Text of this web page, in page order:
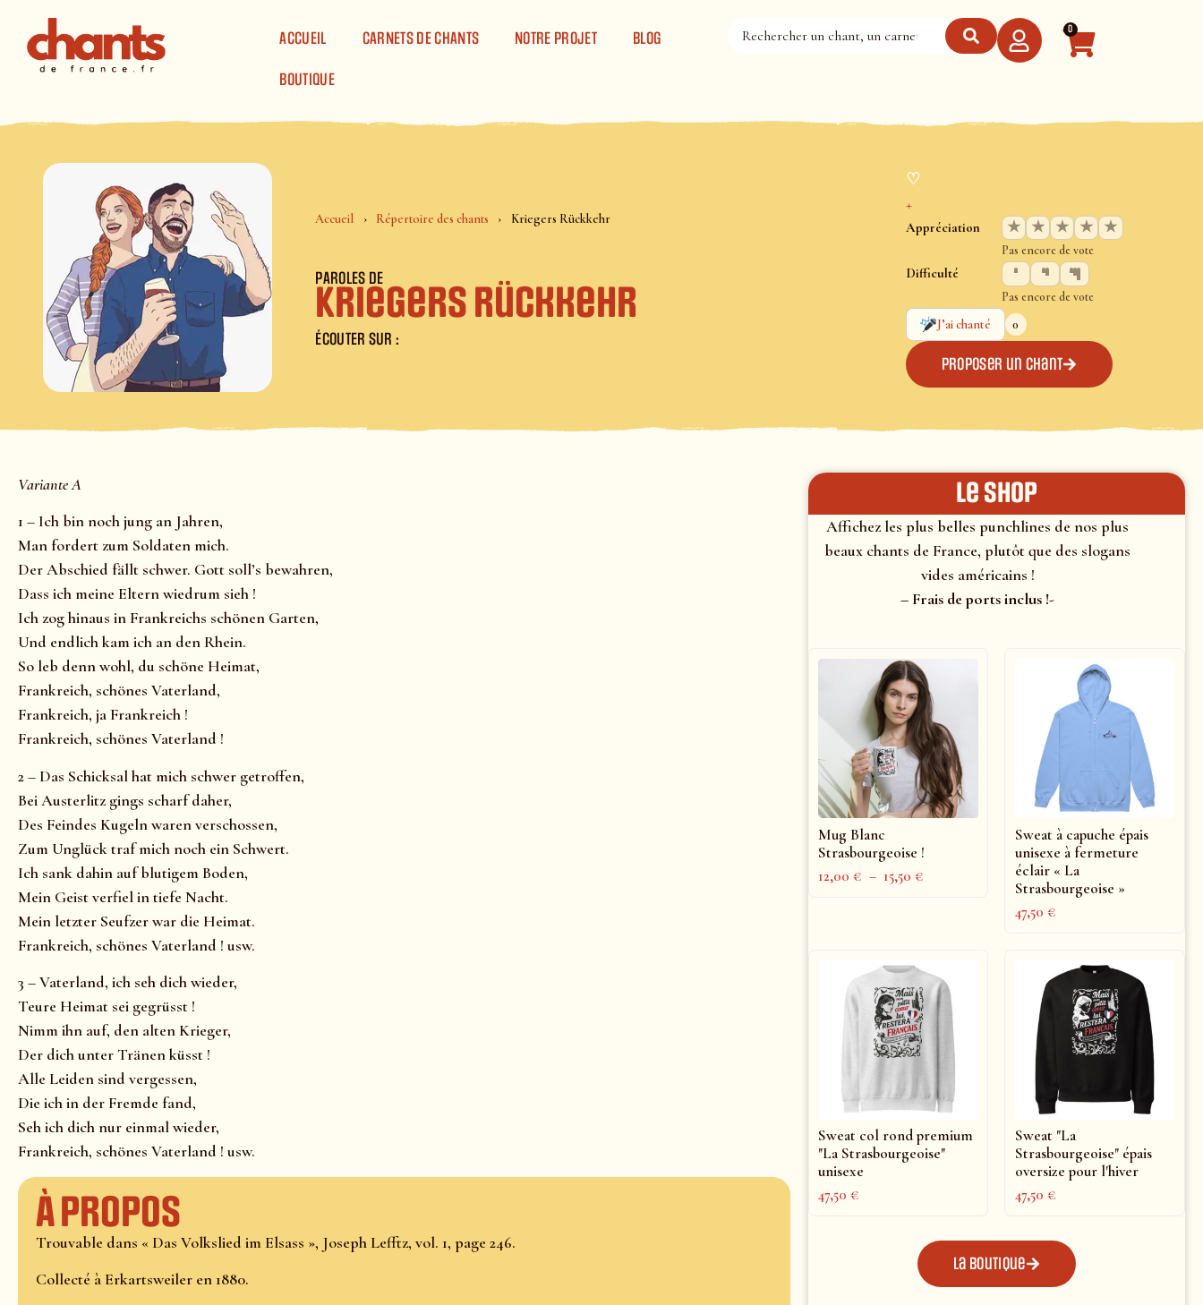
ACCUEIL
CARNETS DE CHANTS NOTRE PROJET BLOG
BOUTIQUE
0
Accueil Répertoire des chants Kriegers Rückkehr
PAROLES DE
Kriegers Rückkehr
ÉCOUTER SUR :
♡
+
Appréciation ★ ★ ★ ★ ★
Pas encore de vote
Difficulté
Pas encore de vote
J’ai chanté
0
Proposer un chant
Variante A
1 – Ich bin noch jung an Jahren,
Man fordert zum Soldaten mich.
Der Abschied fällt schwer. Gott soll’s bewahren,
Dass ich meine Eltern wiedrum sieh !
Ich zog hinaus in Frankreichs schönen Garten,
Und endlich kam ich an den Rhein.
So leb denn wohl, du schöne Heimat,
Frankreich, schönes Vaterland,
Frankreich, ja Frankreich !
Frankreich, schönes Vaterland !
2 – Das Schicksal hat mich schwer getroffen,
Bei Austerlitz gings scharf daher,
Des Feindes Kugeln waren verschossen,
Zum Unglück traf mich noch ein Schwert.
Ich sank dahin auf blutigem Boden,
Mein Geist verfiel in tiefe Nacht.
Mein letzter Seufzer war die Heimat.
Frankreich, schönes Vaterland ! usw.
3 – Vaterland, ich seh dich wieder,
Teure Heimat sei gegrüsst !
Nimm ihn auf, den alten Krieger,
Der dich unter Tränen küsst !
Alle Leiden sind vergessen,
Die ich in der Fremde fand,
Seh ich dich nur einmal wieder,
Frankreich, schönes Vaterland ! usw.
À propos
Trouvable dans « Das Volkslied im Elsass », Joseph Lefftz, vol. 1, page 246.
Collecté à Erkartsweiler en 1880.
le shop
Affichez les plus belles punchlines de nos plus
beaux chants de France, plutôt que des slogans
vides américains !
– Frais de ports inclus !-
Mug Blanc
Strasbourgeoise !
12,00€ – 15,50€
Sweat à capuche épais
unisexe à fermeture
éclair « La
Strasbourgeoise »
47,50€
Sweat col rond premium
"La Strasbourgeoise"
unisexe
47,50€
Sweat "La
Strasbourgeoise" épais
oversize pour l'hiver
47,50€
La boutique